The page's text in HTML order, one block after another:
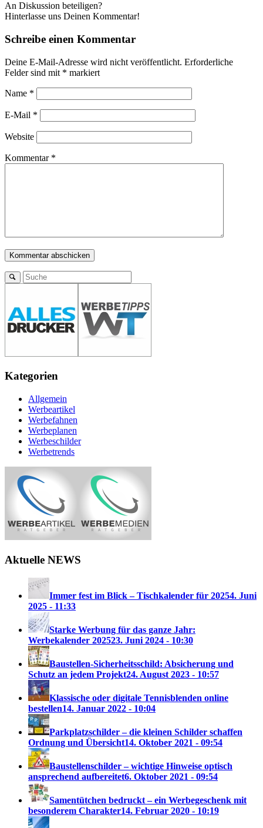
An Diskussion beteiligen?
Hinterlasse uns Deinen Kommentar!
Schreibe einen Kommentar
Deine E-Mail-Adresse wird nicht veröffentlicht. Erforderliche
Felder sind mit * markiert
Name *
E-Mail *
Website
Kommentar *
Kategorien
Allgemein
Werbeartikel
Werbefahnen
Werbeplanen
Werbeschilder
Werbetrends
Aktuelle NEWS
Immer fest im Blick – Tischkalender für 20254. Juni
2025 - 11:33
Starke Werbung für das ganze Jahr:
Werbekalender 202523. Juni 2024 - 10:30
Baustellen-Sicherheitsschild: Absicherung und
Schutz an jedem Projekt24. August 2023 - 10:57
Klassische oder digitale Tennisblenden online
bestellen14. Januar 2022 - 10:04
Parkplatzschilder – die kleinen Schilder schaffen
Ordnung und Übersicht14. Oktober 2021 - 09:54
Baustellenschilder – wichtige Hinweise optisch
ansprechend aufbereitet6. Oktober 2021 - 09:54
Samentütchen bedruckt – ein Werbegeschenk mit
besonderem Charakter14. Februar 2020 - 10:19